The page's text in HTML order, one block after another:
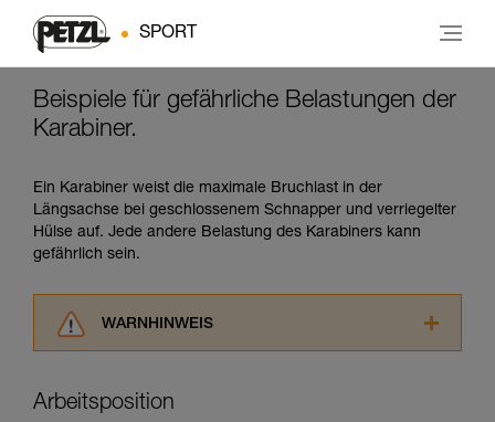
SPORT
Beispiele für gefährliche Belastungen der
Karabiner.
Ein Karabiner weist die maximale Bruchlast in der
Längsachse bei geschlossenem Schnapper und verriegelter
Hülse auf. Jede andere Belastung des Karabiners kann
gefährlich sein.
WARNHINWEIS
aufmerksam durch, bevor Sie diesen zu Rate
Arbeitsposition